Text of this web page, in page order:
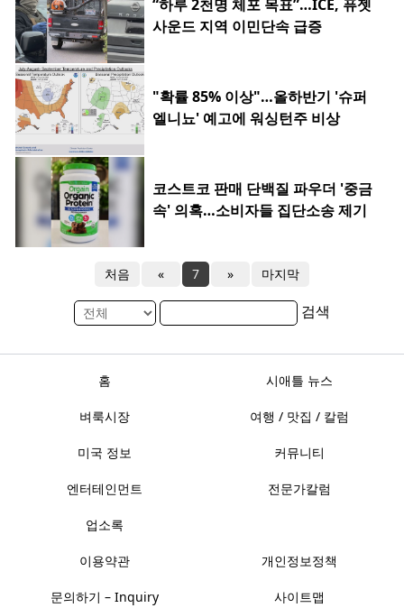
“하루 2천명 체포 목표”…ICE, 퓨젯
사운드 지역 이민단속 급증
"확률 85% 이상"…올하반기 '슈퍼
엘니뇨' 예고에 워싱턴주 비상
코스트코 판매 단백질 파우더 '중금
속' 의혹…소비자들 집단소송 제기
처음 « 7 » 마지막
검색
홈 시애틀 뉴스
벼룩시장 여행 / 맛집 / 칼럼
미국 정보 커뮤니티
엔터테인먼트 전문가칼럼
업소록
이용약관 개인정보정책
문의하기 – Inquiry 사이트맵